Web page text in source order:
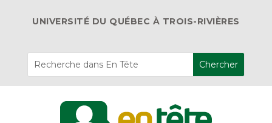
UNIVERSITÉ DU QUÉBEC À TROIS-RIVIÈRES